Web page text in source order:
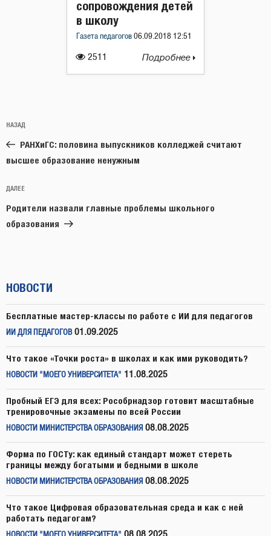
2511
сопровождения детей
в школу
Газета педагогов 06.09.2018 12:51
Подробнее
по
записям
Предыдущая
запись:
НАЗАД
РАНХиГС: половина выпускников колледжей считают
высшее образование ненужным
Следующая
запись
ДАЛЕЕ
Родители назвали главные проблемы школьного
образования
НОВОСТИ
Бесплатные мастер-классы по работе с ИИ для педагогов
ИИ ДЛЯ ПЕДАГОГОВ 01.09.2025
Что такое «Точки роста» в школах и как ими руководить?
НОВОСТИ "МОЕГО УНИВЕРСИТЕТА" 11.08.2025
Пробный ЕГЭ для всех: Рособрнадзор готовит масштабные
тренировочные экзамены по всей России
НОВОСТИ МИНИСТЕРСТВА ОБРАЗОВАНИЯ 08.08.2025
Форма по ГОСТу: как единый стандарт может стереть
границы между богатыми и бедными в школе
НОВОСТИ МИНИСТЕРСТВА ОБРАЗОВАНИЯ 08.08.2025
Что такое Цифровая образовательная среда и как с ней
работать педагогам?
08.08.2025